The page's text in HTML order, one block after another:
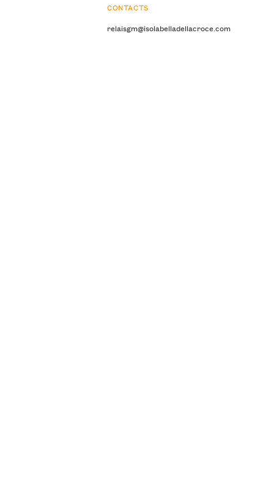
CONTACTS
relaisgm@isolabelladellacroce.com